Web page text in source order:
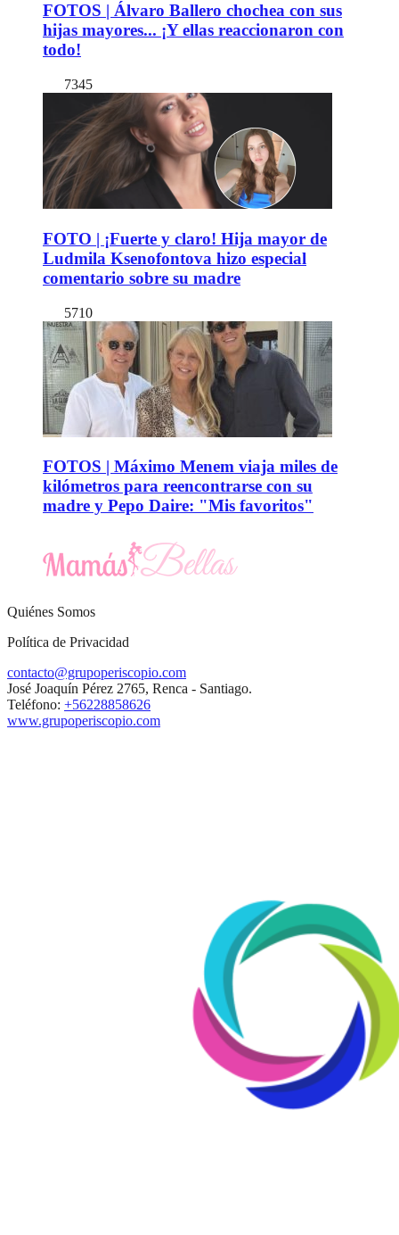
FOTOS | Álvaro Ballero chochea con sus
hijas mayores... ¡Y ellas reaccionaron con
todo!
7345
FOTO | ¡Fuerte y claro! Hija mayor de
Ludmila Ksenofontova hizo especial
comentario sobre su madre
5710
FOTOS | Máximo Menem viaja miles de
kilómetros para reencontrarse con su
madre y Pepo Daire: "Mis favoritos"
Quiénes Somos
Política de Privacidad
contacto@grupoperiscopio.com
José Joaquín Pérez 2765, Renca - Santiago.
Teléfono: +56228858626
www.grupoperiscopio.com